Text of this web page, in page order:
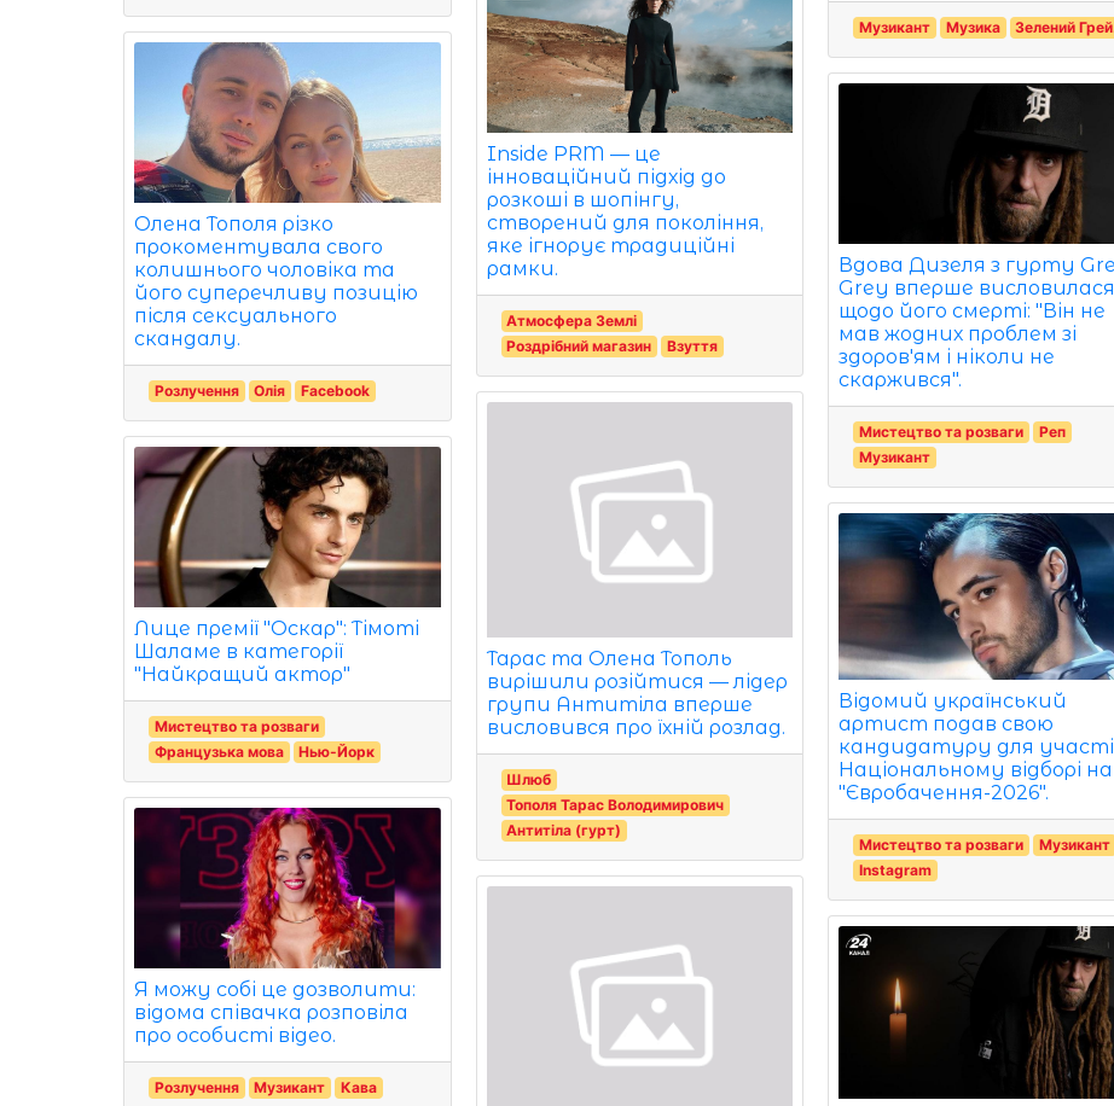
Олена Тополя різко
прокоментувала свого
колишнього чоловіка та
його суперечливу позицію
після сексуального
скандалу.
Розлучення Олія Facebook
Лице премії "Оскар": Тімоті
Шаламе в категорії
"Найкращий актор"
Мистецтво та розваги
Французька мова
Нью-Йорк
Я можу собі це дозволити:
відома співачка розповіла
про особисті відео.
Розлучення Музикант Кава
Inside PRM — це
інноваційний підхід до
розкоші в шопінгу,
створений для покоління,
яке ігнорує традиційні
рамки.
Атмосфера Землі
Роздрібний магазин
Взуття
Тарас та Олена Тополь
вирішили розійтися — лідер
групи Антитіла вперше
висловився про їхній розлад.
Шлюб
Тополя Тарас Володимирович
Антитіла (гурт)
Музикант Музика Зелений
Вдова Дизеля з гурту
Grey вперше висловилася
щодо його смерті: "Він не
мав жодних проблем зі
здоров'ям і ніколи не
скаржився".
Мистецтво та розваги
Реп
Музикант
Відомий український
артист подав свою
кандидатуру для
Національному відборі на
"Євробачення-2026".
Мистецтво та розваги
Музикант
Instagram